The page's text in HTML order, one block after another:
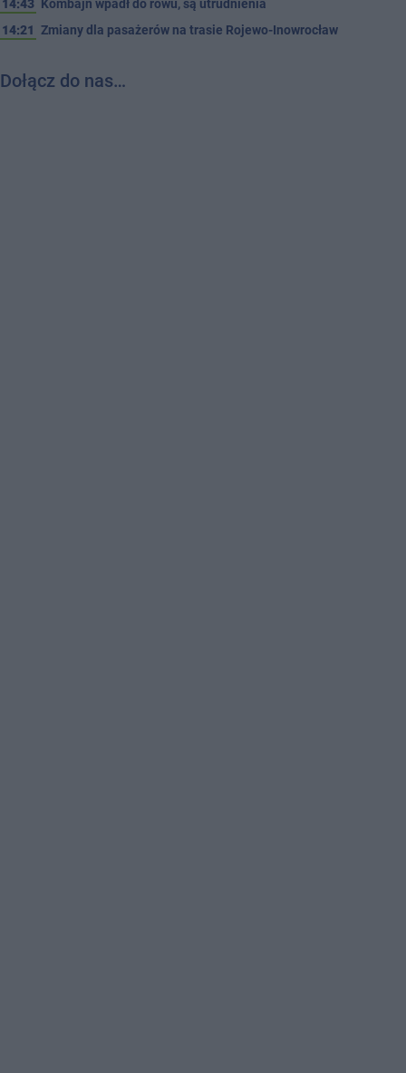
14:43
Kombajn wpadł do rowu, są utrudnienia
14:21 Zmiany dla pasażerów na trasie Rojewo-Inowrocław
Dołącz do nas…